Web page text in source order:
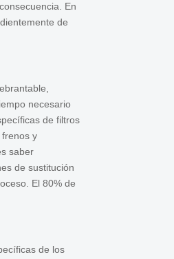
En
de
necesario
de filtros
y
saber
de sustitución
El 80% de
de los